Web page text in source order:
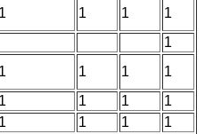
1 1 1
1
1
1 1 1
1
1 1 1
1
1 1 1
1